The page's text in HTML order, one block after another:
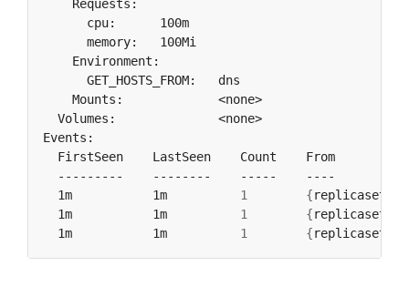
  1m           1m
1 {replicaset-
  1m           1m
1 {replicaset-
  1m           1m
1 {replicaset-